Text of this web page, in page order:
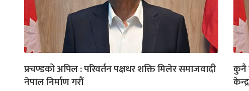
प्रचण्डको अपिल : परिवर्तन पक्षधर शक्ति मिलेर समाजवादी
नेपाल निर्माण गरौं
कुनै
केन्द्र